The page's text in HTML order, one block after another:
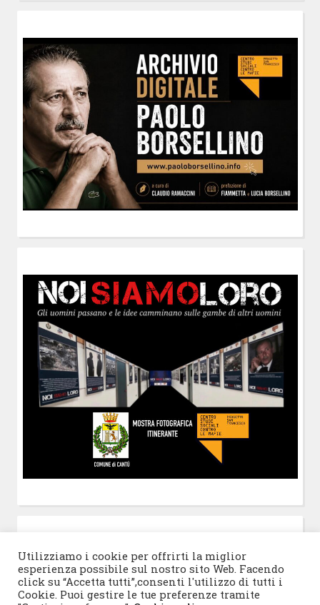
Utilizziamo i cookie per offrirti la miglior
esperienza possibile sul nostro sito Web. Facendo
click su “Accetta tutti”,consenti l'utilizzo di tutti i
Cookie. Puoi gestire le tue preferenze tramite